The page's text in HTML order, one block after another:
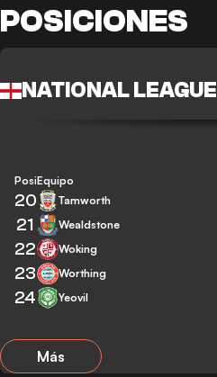
POSICIONES
NATIONAL LEAGUE
Posición
Equipo
20 Tamworth
21 Wealdstone
22 Woking
23 Worthing
24 Yeovil
Más